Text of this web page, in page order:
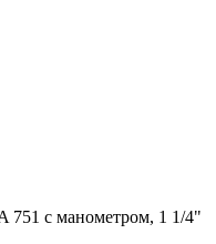
с манометром, 1 1/4"